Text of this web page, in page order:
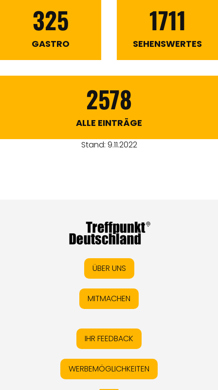
325
GASTRO
1711
SEHENSWERTES
2578
ALLE EINTRÄGE
Stand: 9.11.2022
ÜBER UNS
MITMACHEN
IHR FEEDBACK
WERBEMÖGLICHKEITEN